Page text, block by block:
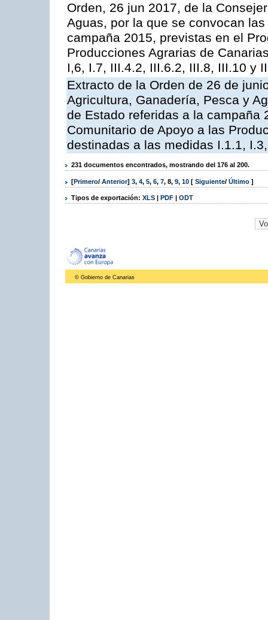
Orden, 26 jun 2017, de la
Aguas, por la que se convocan
campaña 2015, previstas en el
Producciones Agrarias de
I,6, I.7, III.4.2, III.6.2, III.8, III.10 y
Extracto de la Orden de 26 de
Agricultura, Ganadería, Pesca y
de Estado referidas a la campaña
Comunitario de Apoyo a las
destinadas a las medidas I.1.1,
231 documentos encontrados, mostrando del 176 al 200.
[Primero/ Anterior] 3, 4, 5, 6, 7, 8, 9, 10 [ Siguiente/ Último ]
Tipos de exportación: XLS | PDF | ODT
© Gobierno de Canarias